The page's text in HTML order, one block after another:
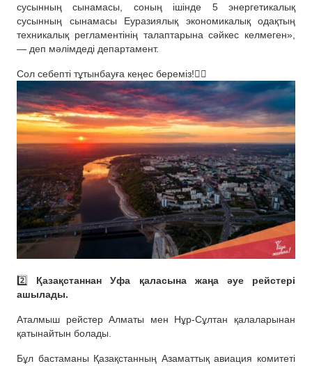
сусынның сынамасы, соның ішінде 5 энергетикалық
сусынның сынамасы Еуразиялық экономикалық одақтың
техникалық регламентінің талаптарына сәйкес келмеген»,
— деп мәлімдеді департамент.
Сол себепті тұтынбауға кеңес береміз!☝🏻
2️⃣ Қазақстаннан Уфа қаласына жаңа әуе рейстері
ашылады.
Аталмыш рейстер Алматы мен Нұр-Сұлтан қалаларынан
қатынайтын болады.
Бұл бастаманы Қазақстанның Азаматтық авиация комитеті